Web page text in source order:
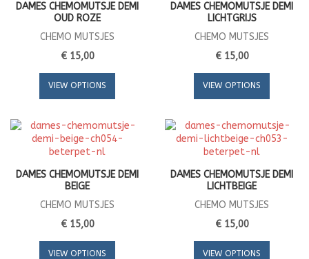
DAMES CHEMOMUTSJE DEMI
OUD ROZE
CHEMO MUTSJES
€ 15,00
VIEW OPTIONS
DAMES CHEMOMUTSJE DEMI
LICHTGRIJS
CHEMO MUTSJES
€ 15,00
VIEW OPTIONS
DAMES CHEMOMUTSJE DEMI
BEIGE
CHEMO MUTSJES
€ 15,00
VIEW OPTIONS
DAMES CHEMOMUTSJE DEMI
LICHTBEIGE
CHEMO MUTSJES
€ 15,00
VIEW OPTIONS